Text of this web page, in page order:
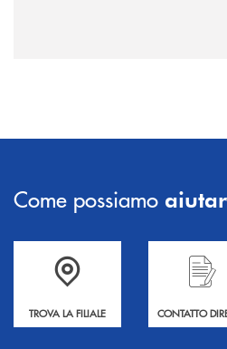
Come possiamo
Accedi all' elenco completo delle filiali .
TROVA LA FILIALE
Hai
CONTATTO